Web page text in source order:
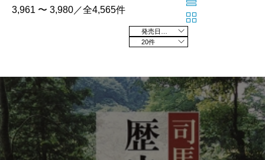
3,961 〜 3,980／全4,565件
20件